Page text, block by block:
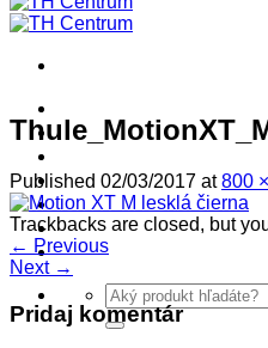
Výpredaj -%
Špičkový UEBLER
Autoriz. servis THULE/
Predajne
Naši Uebler Partneri
Hľadať:
Published 02/03/2017 at800
Trackbacks are closed, but
← Previous
Next →
Pridaj komentár